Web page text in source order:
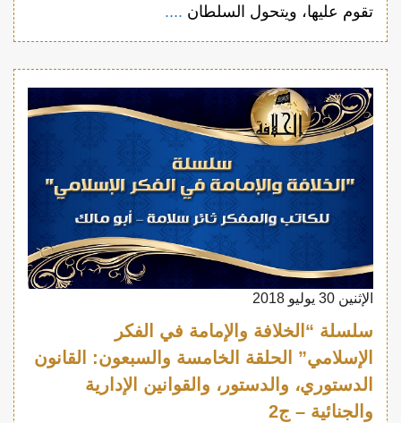
تقوم عليها، ويتحول السلطان ....
الإثنين 30 يوليو 2018
سلسلة “الخلافة والإمامة في الفكر
الإسلامي” الحلقة الخامسة والسبعون: القانون
الدستوري، والدستور، والقوانين الإدارية
والجنائية – ج2